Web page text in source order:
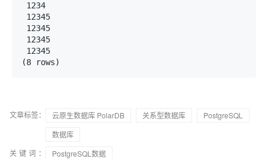
1234
12345
12345
12345
12345
(8 rows)
文章标签： 云原生数据库 PolarDB 关系型数据库
PostgreSQL
数据库
关键词：
PostgreSQL数据